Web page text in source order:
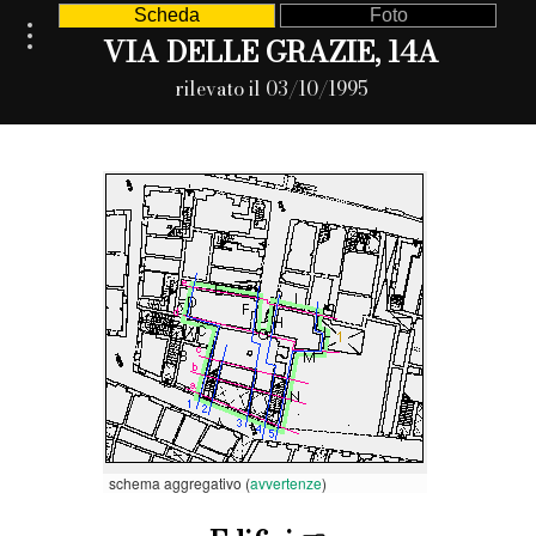
Scheda Foto
VIA DELLE GRAZIE, 14A
rilevato il 03/10/1995
schema aggregativo (avvertenze)